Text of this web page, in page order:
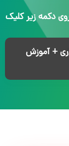
دکمه زیر کلیک
+ آموزش